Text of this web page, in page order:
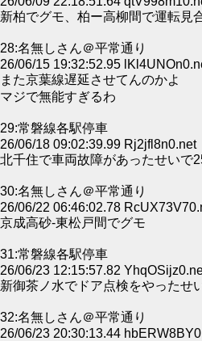
新柏でグモ、柏ー高柳間で運転見
28:名無しさん＠平常通り
26/06/15 19:32:52.95
また京葉線遅延させてんのかよ
マジで無能すぎるわ
29:常磐線各駅停車
26/06/18 09:02:39.99 Rj2jfl8n0.net
北千住で車両故障があったせいで
30:名無しさん＠平常通り
26/06/22 06:46:02.78
京成高砂-東松戸間でグモ
31:常磐線各駅停車
26/06/23 12:15:57.82
新御茶ノ水でドア点検をやったせ
32:名無しさん＠平常通り
26/06/23 20:30:13.44